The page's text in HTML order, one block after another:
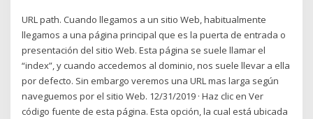
URL path. Cuando llegamos a un sitio Web, habitualmente
llegamos a una página principal que es la puerta de entrada o
presentación del sitio Web. Esta página se suele llamar el
“index”, y cuando accedemos al dominio, nos suele llevar a ella
por defecto. Sin embargo veremos una URL mas larga según
naveguemos por el sitio Web. 12/31/2019 · Haz clic en Ver
código fuente de esta página. Esta opción, la cual está ubicada